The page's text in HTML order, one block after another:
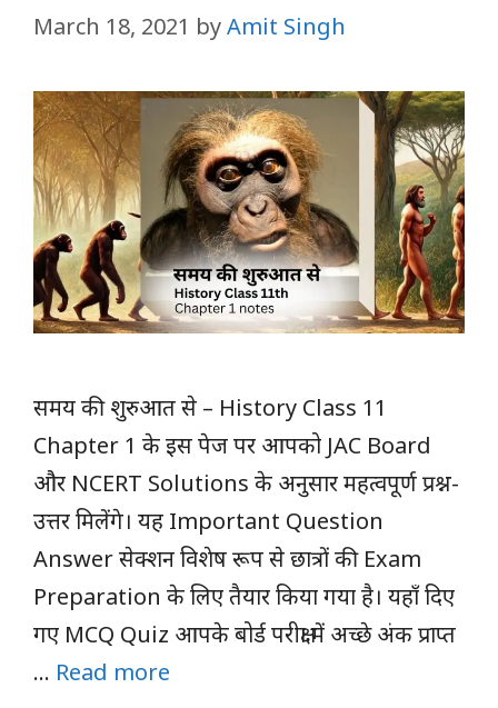
March 18, 2021 byAmit Singh
समय की शुरुआत से – History Class 11
Chapter 1 के इस पेज पर आपको JAC Board
और NCERT Solutions के अनुसार महत्वपूर्ण प्रश्न-
उत्तर मिलेंगे। यह Important Question
Answer सेक्शन विशेष रूप से छात्रों की Exam
Preparation के लिए तैयार किया गया है। यहाँ दिए
गए MCQ Quiz आपके बोर्ड परीक्षा में अच्छे अंक प्राप्त
… Read more